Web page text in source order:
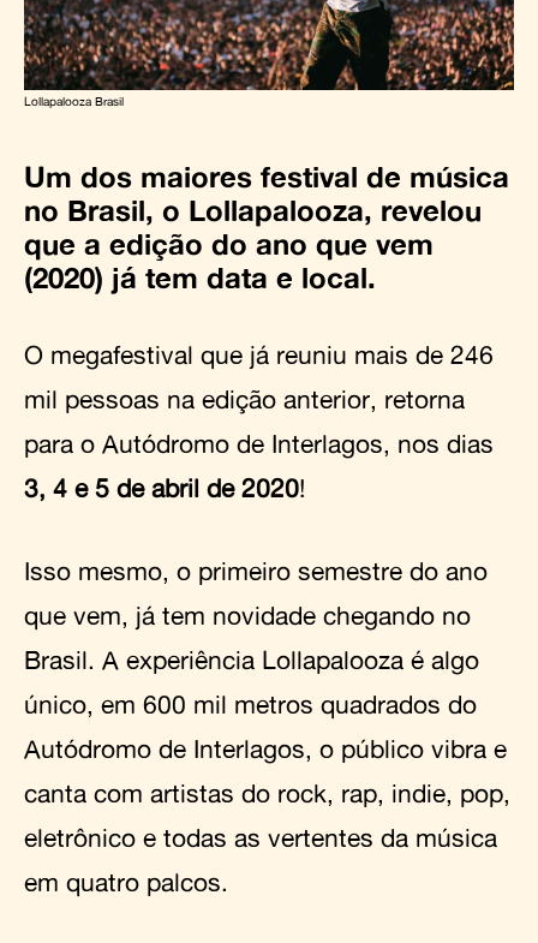
Lollapalooza Brasil
Um dos maiores festival de música
no Brasil, o Lollapalooza, revelou
que a edição do ano que vem
(2020) já tem data e local.
O megafestival que já reuniu mais de 246
mil pessoas na edição anterior, retorna
para o Autódromo de Interlagos, nos dias
3, 4 e 5 de abril de 2020!
Isso mesmo, o primeiro semestre do ano
que vem, já tem novidade chegando no
Brasil. A experiência Lollapalooza é algo
único, em 600 mil metros quadrados do
Autódromo de Interlagos, o público vibra e
canta com artistas do rock, rap, indie, pop,
eletrônico e todas as vertentes da música
em quatro palcos.